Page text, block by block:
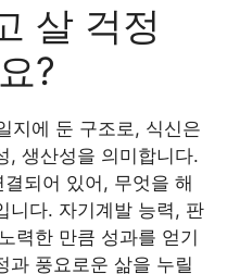
살 걱정
?
지에 둔 구조로, 식신은
, 생산성을 의미합니다.
되어 있어, 무엇을 해
니다. 자기계발 능력, 판
력한 만큼 성과를 얻기
과 풍요로운 삶을 누릴